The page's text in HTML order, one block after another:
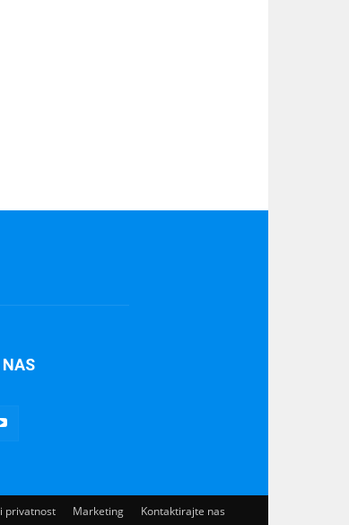
NAS
privatnost Marketing Kontaktirajte nas